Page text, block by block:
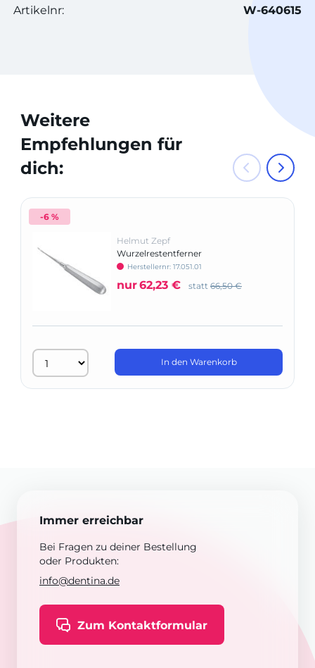
Artikelnr: W-640615
Weitere
Empfehlungen für
dich:
-6 %
Helmut Zepf
Wurzelrestentferner
Herstellernr: 17.051.01
nur62,23 € statt 66,50 €
In den Warenkorb
Immer erreichbar
Bei Fragen zu deiner Bestellung
oder Produkten:
info@dentina.de
Zum Kontaktformular